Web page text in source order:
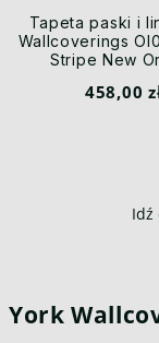
Tapeta paski i
Wallcoverings
Stripe New
458,00
Idź
York